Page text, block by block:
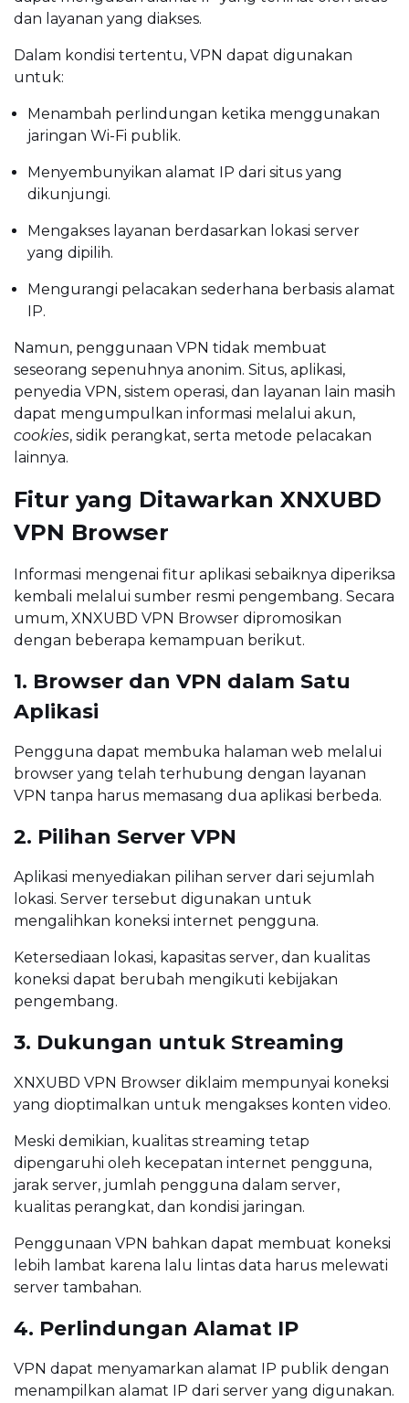
dan layanan yang diakses.
Dalam kondisi tertentu, VPN dapat digunakan
untuk:
Menambah perlindungan ketika menggunakan
jaringan Wi-Fi publik.
Menyembunyikan alamat IP dari situs yang
dikunjungi.
Mengakses layanan berdasarkan lokasi server
yang dipilih.
Mengurangi pelacakan sederhana berbasis alamat
IP.
Namun, penggunaan VPN tidak membuat
seseorang sepenuhnya anonim. Situs, aplikasi,
penyedia VPN, sistem operasi, dan layanan lain masih
dapat mengumpulkan informasi melalui akun,
cookies, sidik perangkat, serta metode pelacakan
lainnya.
Fitur yang Ditawarkan XNXUBD
VPN Browser
Informasi mengenai fitur aplikasi sebaiknya diperiksa
kembali melalui sumber resmi pengembang. Secara
umum, XNXUBD VPN Browser dipromosikan
dengan beberapa kemampuan berikut.
1. Browser dan VPN dalam Satu
Aplikasi
Pengguna dapat membuka halaman web melalui
browser yang telah terhubung dengan layanan
VPN tanpa harus memasang dua aplikasi berbeda.
2. Pilihan Server VPN
Aplikasi menyediakan pilihan server dari sejumlah
lokasi. Server tersebut digunakan untuk
mengalihkan koneksi internet pengguna.
Ketersediaan lokasi, kapasitas server, dan kualitas
koneksi dapat berubah mengikuti kebijakan
pengembang.
3. Dukungan untuk Streaming
XNXUBD VPN Browser diklaim mempunyai koneksi
yang dioptimalkan untuk mengakses konten video.
Meski demikian, kualitas streaming tetap
dipengaruhi oleh kecepatan internet pengguna,
jarak server, jumlah pengguna dalam server,
kualitas perangkat, dan kondisi jaringan.
Penggunaan VPN bahkan dapat membuat koneksi
lebih lambat karena lalu lintas data harus melewati
server tambahan.
4. Perlindungan Alamat IP
VPN dapat menyamarkan alamat IP publik dengan
menampilkan alamat IP dari server yang digunakan.